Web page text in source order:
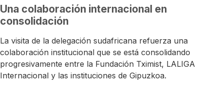
Una colaboración internacional en
consolidación
La visita de la delegación sudafricana refuerza una
colaboración institucional que se está consolidando
progresivamente entre la Fundación Tximist, LALIGA
Internacional y las instituciones de Gipuzkoa.